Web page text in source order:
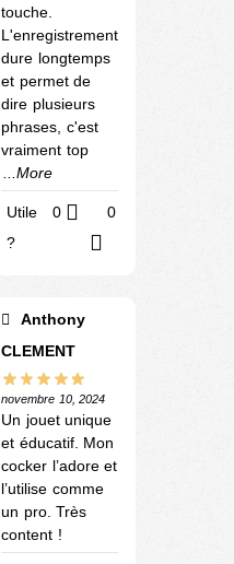
touche.
L'enregistrement
dure longtemps
et permet de
dire plusieurs
phrases, c'est
vraiment top
...More
Utile
?
0 0
Anthony
CLEMENT
novembre 10, 2024
Un jouet unique
et éducatif. Mon
cocker l’adore et
l’utilise comme
un pro. Très
content !